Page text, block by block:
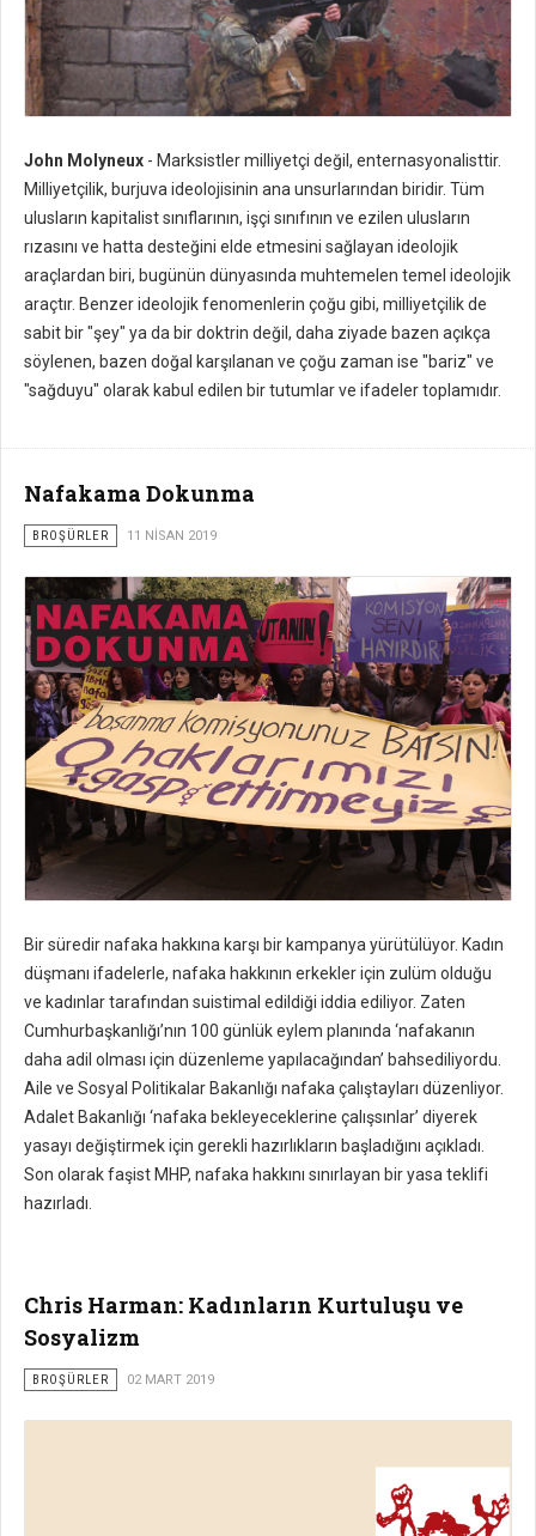
John Molyneux - Marksistler milliyetçi değil, enternasyonalisttir.
Milliyetçilik, burjuva ideolojisinin ana unsurlarından biridir. Tüm
ulusların kapitalist sınıflarının, işçi sınıfının ve ezilen ulusların
rızasını ve hatta desteğini elde etmesini sağlayan ideolojik
araçlardan biri, bugünün dünyasında muhtemelen temel ideolojik
araçtır. Benzer ideolojik fenomenlerin çoğu gibi, milliyetçilik de
sabit bir "şey" ya da bir doktrin değil, daha ziyade bazen açıkça
söylenen, bazen doğal karşılanan ve çoğu zaman ise "bariz" ve
"sağduyu" olarak kabul edilen bir tutumlar ve ifadeler toplamıdır.
Nafakama Dokunma
BROŞÜRLER 11 NISAN 2019
Bir süredir nafaka hakkına karşı bir kampanya yürütülüyor. Kadın
düşmanı ifadelerle, nafaka hakkının erkekler için zulüm olduğu
ve kadınlar tarafından suistimal edildiği iddia ediliyor. Zaten
Cumhurbaşkanlığı’nın 100 günlük eylem planında ‘nafakanın
daha adil olması için düzenleme yapılacağından’ bahsedili­yordu.
Aile ve Sosyal Politikalar Bakanlığı nafaka çalıştayları düzenliyor.
Adalet Bakanlığı ‘nafaka bekleyeceklerine çalışsınlar’ diyerek
yasayı değiştirmek için gerekli hazırlıkların başladığını açıkladı.
Son olarak faşist MHP, nafaka hakkını sınırlayan bir yasa teklifi
hazırladı.
Chris Harman: Kadınların Kurtuluşu ve
Sosyalizm
BROŞÜRLER 02 MART 2019